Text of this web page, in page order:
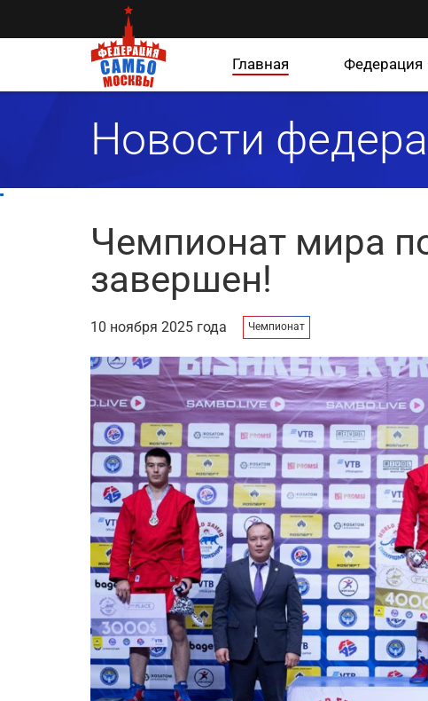
Главная Федерация
Новости
Чемпионат мира
завершен!
10 ноября 2025 года Чемпионат